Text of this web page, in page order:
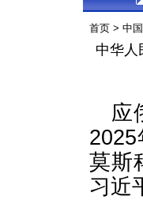
首页 > 中
中华人
应
莫斯
习近